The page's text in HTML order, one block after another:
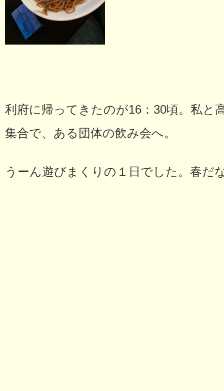
利府に帰ってきたのが16：30頃。私と
集合で、ある団体の飲み会へ。
うーん遊びまくりの１日でした。春だ